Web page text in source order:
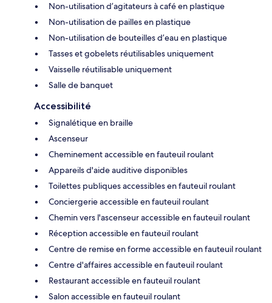
Non-utilisation d’agitateurs à café en plastique
Non-utilisation de pailles en plastique
Non-utilisation de bouteilles d’eau en plastique
Tasses et gobelets réutilisables uniquement
Vaisselle réutilisable uniquement
Salle de banquet
Accessibilité
Signalétique en braille
Ascenseur
Cheminement accessible en fauteuil roulant
Appareils d'aide auditive disponibles
Toilettes publiques accessibles en fauteuil roulant
Conciergerie accessible en fauteuil roulant
Chemin vers l'ascenseur accessible en fauteuil roulant
Réception accessible en fauteuil roulant
Centre de remise en forme accessible en fauteuil roulant
Centre d'affaires accessible en fauteuil roulant
Restaurant accessible en fauteuil roulant
Salon accessible en fauteuil roulant